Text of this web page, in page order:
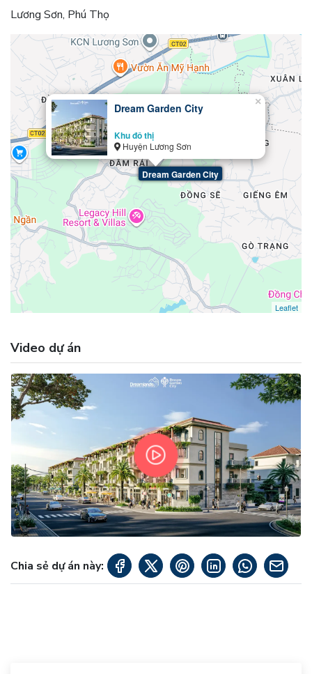
Lương Sơn, Phú Thọ
Dream Garden City
Dream Garden City
Khu đô thị
Huyện Lương Sơn
×
Leaflet
Video dự án
Chia sẻ dự án này: